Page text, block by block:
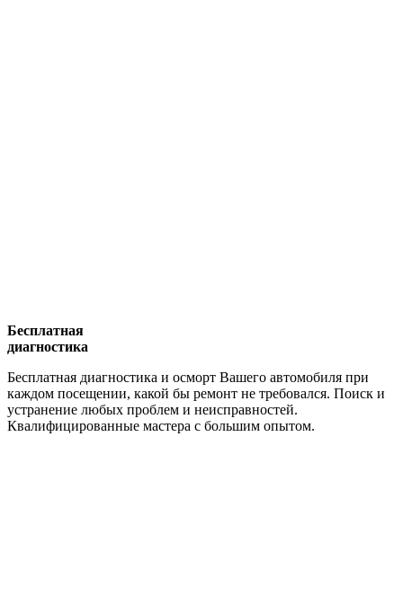
Бесплатная
диагностика
Бесплатная диагностика и осморт Вашего автомобиля при
каждом посещении, какой бы ремонт не требовался. Поиск и
устранение любых проблем и неисправностей.
Квалифицированные мастера с большим опытом.